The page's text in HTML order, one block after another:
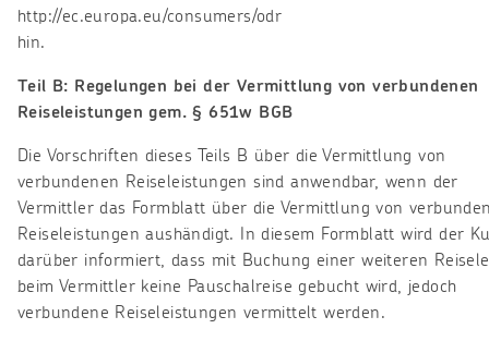
http://ec.europa.eu/consumers/odr
hin.
Teil B: Regelungen bei der Vermittlung von verbundenen
Reiseleistungen gem. § 651w BGB
Die Vorschriften dieses Teils B über die Vermittlung von
verbundenen Reiseleistungen sind anwendbar, wenn der
Vermittler das Formblatt über die Vermittlung von
Reiseleistungen aushändigt. In diesem Formblatt wird der
darüber informiert, dass mit Buchung einer weiteren
beim Vermittler keine Pauschalreise gebucht wird, jedoch
verbundene Reiseleistungen vermittelt werden.